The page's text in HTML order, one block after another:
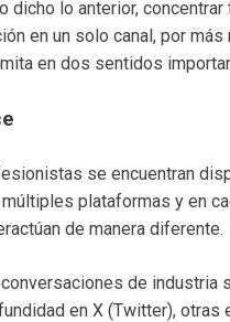
dicho lo anterior, concentrar
en un solo canal, por más
en dos sentidos
se encuentran
plataformas y en
de manera diferente.
de industria
en X (Twitter), otras